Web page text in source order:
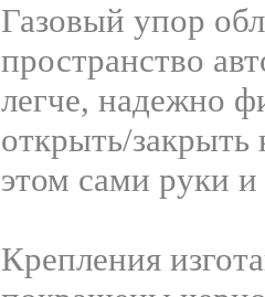
Газовый упор
пространство
легче, надежно
открыть/
этом сами руки
Крепления